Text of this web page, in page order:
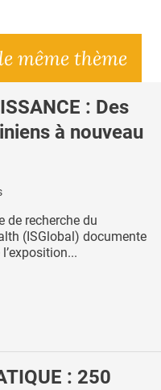
même thème
: Des
à nouveau
de recherche du
(ISGlobal) documente
: 250